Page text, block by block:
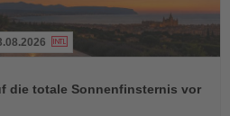
die totale Sonnenfinsternis vor